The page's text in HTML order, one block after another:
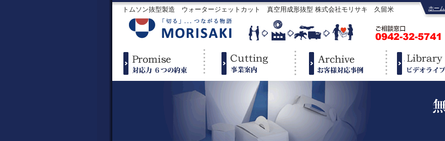
トムソン抜型製造 ウォータージェットカット 真空用成形抜型 株式会社モリサキ 久留米 ホーム